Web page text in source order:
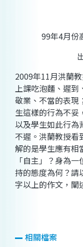
99年4月份
2009年11月洪蘭
上課吃泡麵、遲到
敬業、不當的表現
生這樣的行為不妥
以及學生如此行為
不遲。洪蘭教授看
解的是學生應有相
「自主」？身為
持的態度為何？請
字以上的作文，闡
相關檔案